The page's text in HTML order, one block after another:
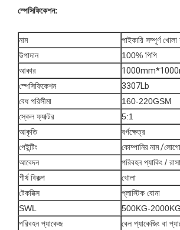
স্পেসিফিকেশন:
নাম
পাইকারি সম্পূর্ণ
উপাদান
100% পিপি
আকার
স্পেসিফিকেশন
3307Lb
বেধ পরিসীমা
160-220GSM
স্কেল ফ্যাক্টর
5:1
আকৃতি
বর্গক্ষেত্র
পেইন্টিং
কোম্পানির নাম /
আবেদন
পরিবহন প্যাকিং /
শীর্ষ বিকল্প
খোলা
টেকনিক্স
প্লাস্টিক বোনা
SWL
500KG-2000KG
পরিবহন প্যাকেজ
বেল প্যাকেজিং বা